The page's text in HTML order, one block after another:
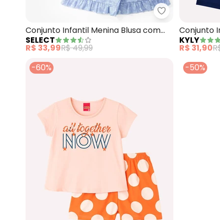
Select -
Conjunto Infantil Menina Blusa com
Shorts (Rosa)
SELECT
R$ 33,99R$ 49,99
Conjunto
(Rosa)
KYLY
R$ 31,90
-60%
-50%